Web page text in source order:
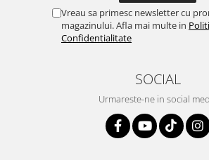
Vreau sa primesc newsletter cu
magazinului. Afla mai multe in
Confidentialitate
SOCIAL
Urmareste-ne in social